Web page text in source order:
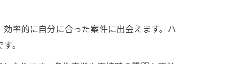
率的に自分に合った案件に出会えます。ハ
。